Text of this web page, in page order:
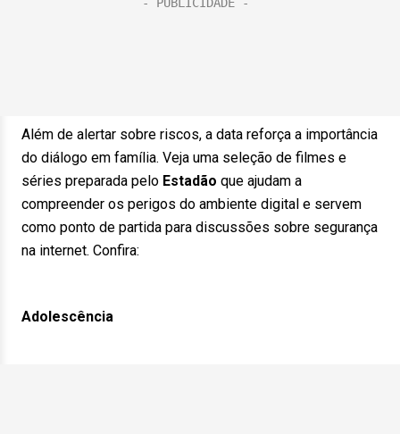
Além de alertar sobre riscos, a data reforça a importância
do diálogo em família. Veja uma seleção de filmes e
séries preparada pelo Estadão que ajudam a
compreender os perigos do ambiente digital e servem
como ponto de partida para discussões sobre segurança
na internet. Confira:
Adolescência